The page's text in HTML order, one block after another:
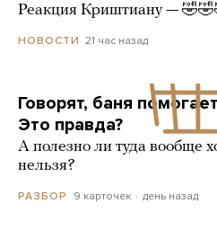
Реакция Криштиану —
НОВОСТИ 21 час назад
Говорят, баня
Это правда?
А полезно ли туда вообще
нельзя?
РАЗБОР 9 карточек день назад